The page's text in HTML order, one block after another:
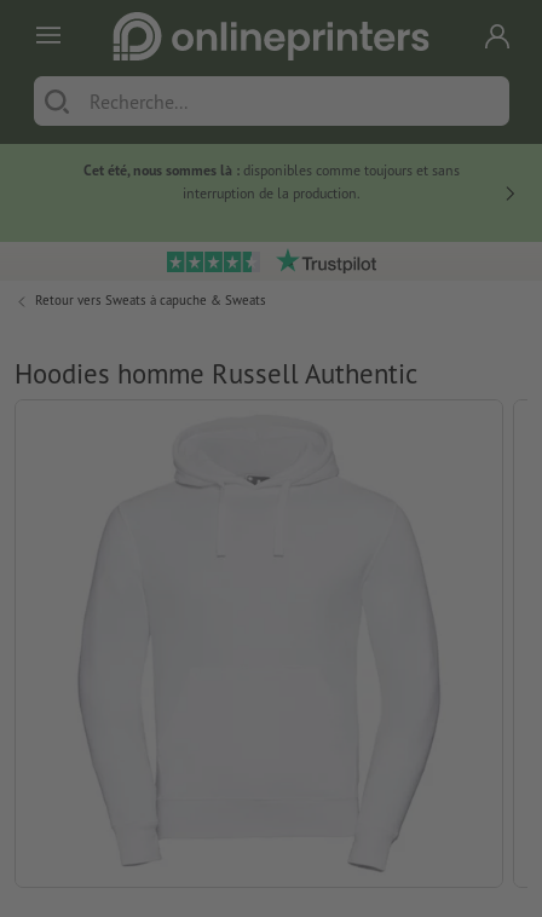
Cet été, nous sommes là :disponibles comme toujours et sans
interruption de la production.
Retour vers Sweats à capuche & Sweats
Hoodies homme Russell Authentic